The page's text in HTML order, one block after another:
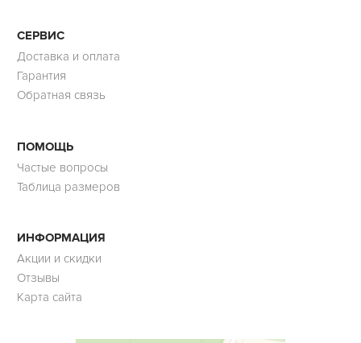
СЕРВИС
Доставка и оплата
Гарантия
Обратная связь
ПОМОЩЬ
Частые вопросы
Таблица размеров
ИНФОРМАЦИЯ
Акции и скидки
Отзывы
Карта сайта